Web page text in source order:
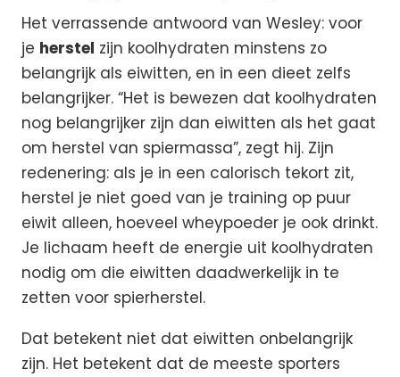
Het verrassende antwoord van Wesley: voor
je herstel zijn koolhydraten minstens zo
belangrijk als eiwitten, en in een dieet zelfs
belangrijker. “Het is bewezen dat koolhydraten
nog belangrijker zijn dan eiwitten als het gaat
om herstel van spiermassa”, zegt hij. Zijn
redenering: als je in een calorisch tekort zit,
herstel je niet goed van je training op puur
eiwit alleen, hoeveel wheypoeder je ook drinkt.
Je lichaam heeft de energie uit koolhydraten
nodig om die eiwitten daadwerkelijk in te
zetten voor spierherstel.
Dat betekent niet dat eiwitten onbelangrijk
zijn. Het betekent dat de meeste sporters